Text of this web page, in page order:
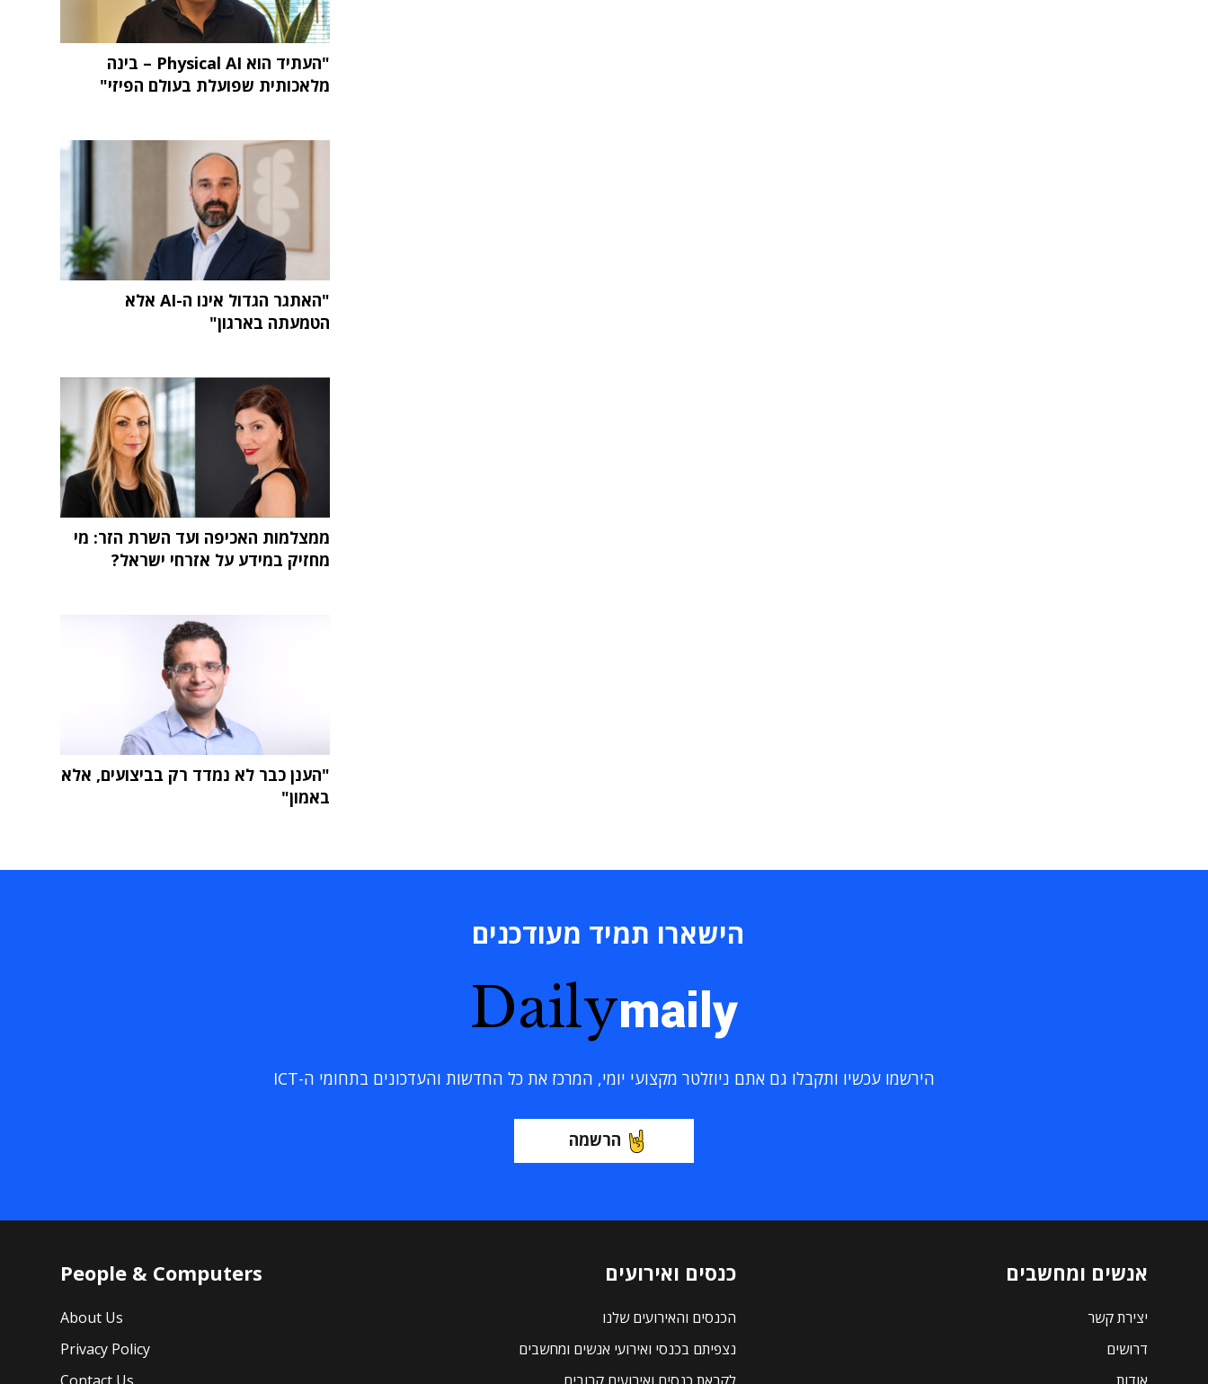
"העתיד הוא Physical AI – בינה
מלאכותית שפועלת בעולם הפיזי"
"האתגר הגדול אינו ה-AI אלא
הטמעתה בארגון"
ממצלמות האכיפה ועד השרת הזר: מי
מחזיק במידע על אזרחי ישראל?
"הענן כבר לא נמדד רק בביצועים, אלא
באמון"
הישארו תמיד מעודכנים
Dailymaily
הירשמו עכשיו ותקבלו גם אתם ניוזלטר מקצועי יומי, המרכז את כל החדשות והעדכונים בתחומי ה-ICT
הרשמה
אנשים ומחשבים
יצירת קשר
דרושים
כנסים ואירועים
הכנסים והאירועים שלנו
נצפיתם בכנסי ואירועי אנשים ומחשבים
People & Computers
About Us
Privacy Policy